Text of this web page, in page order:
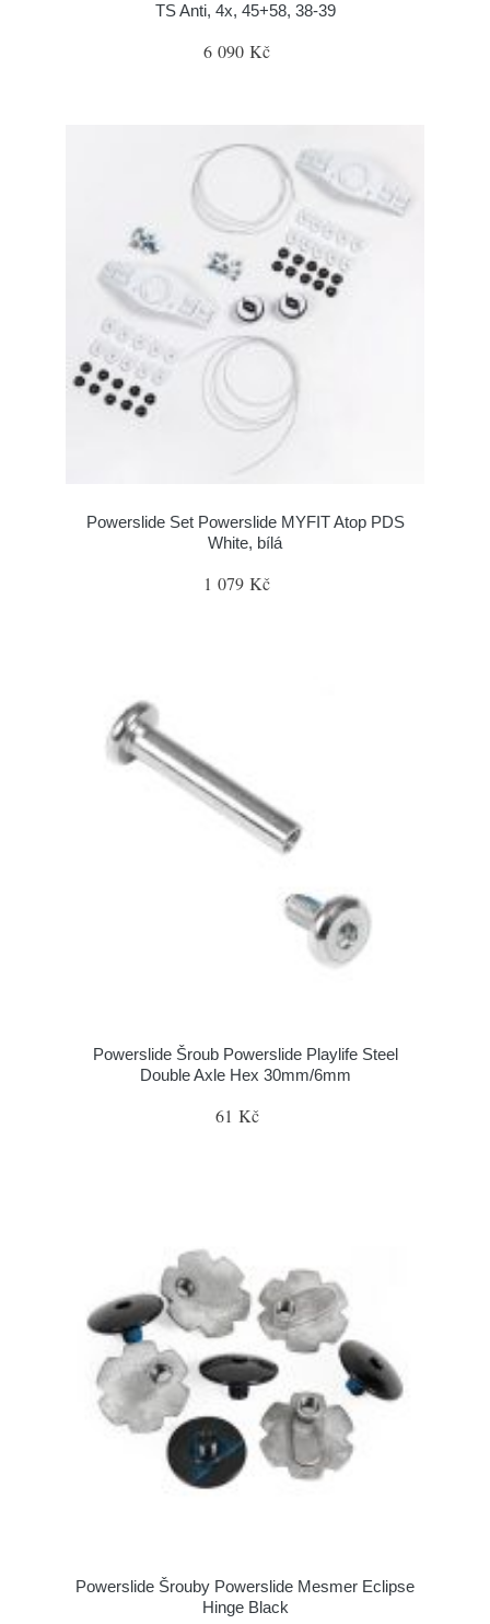
TS Anti, 4x, 45+58, 38-39
6 090 Kč
Powerslide Set Powerslide MYFIT Atop PDS
White, bílá
1 079 Kč
Powerslide Šroub Powerslide Playlife Steel
Double Axle Hex 30mm/6mm
61 Kč
Powerslide Šrouby Powerslide Mesmer Eclipse
Hinge Black